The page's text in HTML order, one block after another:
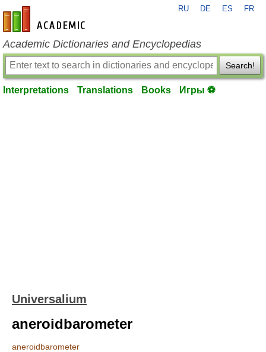
en-academic.com
RU DE ES FR
Academic Dictionaries and Encyclopedias
Search!
Interpretations Translations Books Игры ⚽
Universalium
aneroidbarometer
aneroidbarometer